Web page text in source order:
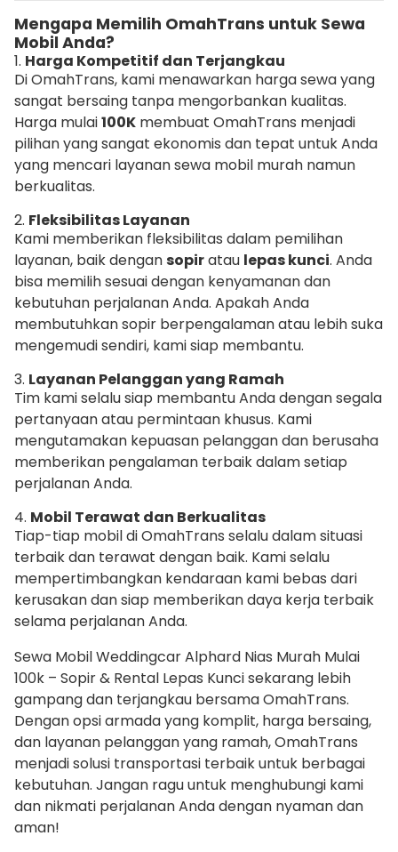
Mengapa Memilih OmahTrans untuk Sewa
Mobil Anda?
1. Harga Kompetitif dan Terjangkau
Di OmahTrans, kami menawarkan harga sewa yang
sangat bersaing tanpa mengorbankan kualitas.
Harga mulai100K membuat OmahTrans menjadi
pilihan yang sangat ekonomis dan tepat untuk Anda
yang mencari layanan sewa mobil murah namun
berkualitas.
2. Fleksibilitas Layanan
Kami memberikan fleksibilitas dalam pemilihan
layanan, baik dengansopiratau lepas kunci. Anda
bisa memilih sesuai dengan kenyamanan dan
kebutuhan perjalanan Anda. Apakah Anda
membutuhkan sopir berpengalaman atau lebih suka
mengemudi sendiri, kami siap membantu.
3. Layanan Pelanggan yang Ramah
Tim kami selalu siap membantu Anda dengan segala
pertanyaan atau permintaan khusus. Kami
mengutamakan kepuasan pelanggan dan berusaha
memberikan pengalaman terbaik dalam setiap
perjalanan Anda.
4. Mobil Terawat dan Berkualitas
Tiap-tiap mobil di OmahTrans selalu dalam situasi
terbaik dan terawat dengan baik. Kami selalu
mempertimbangkan kendaraan kami bebas dari
kerusakan dan siap memberikan daya kerja terbaik
selama perjalanan Anda.
Sewa Mobil Weddingcar Alphard Nias Murah Mulai
100k – Sopir & Rental Lepas Kunci sekarang lebih
gampang dan terjangkau bersama OmahTrans.
Dengan opsi armada yang komplit, harga bersaing,
dan layanan pelanggan yang ramah, OmahTrans
menjadi solusi transportasi terbaik untuk berbagai
kebutuhan. Jangan ragu untuk menghubungi kami
dan nikmati perjalanan Anda dengan nyaman dan
aman!